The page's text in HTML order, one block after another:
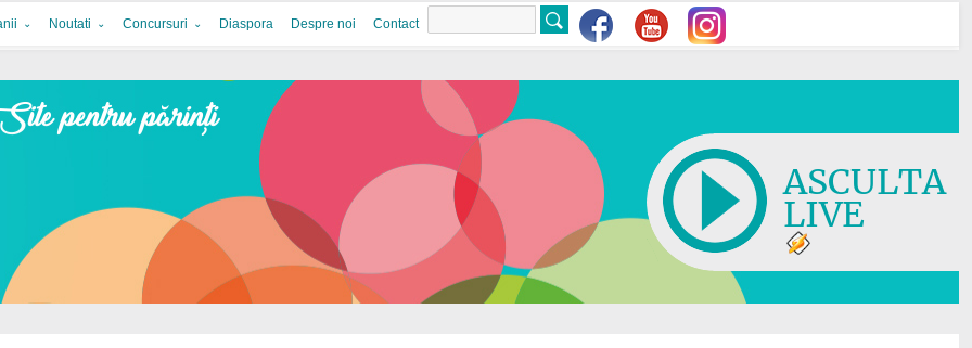
Noutati Concursuri Diaspora Despre noi Contact
ASCULTA
LIVE